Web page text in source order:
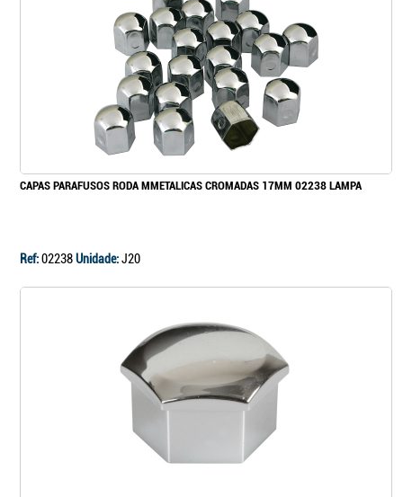
CAPAS PARAFUSOS RODA MMETALICAS CROMADAS 17MM 02238 LAMPA
Ref:02238Unidade:J20